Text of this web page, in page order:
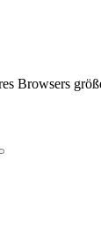
Browsers